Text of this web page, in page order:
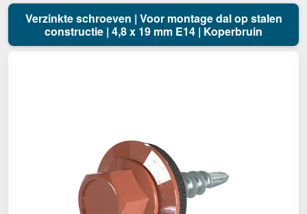
Verzinkte schroeven | Voor montage dal op stalen
constructie | 4,8 x 19 mm E14 | Koperbruin